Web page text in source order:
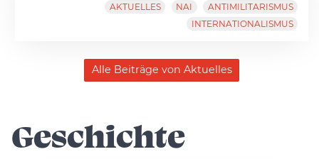
AKTUELLES NAI
ANTIMILITARISMUS
INTERNATIONALISMUS
Alle Beiträge von Aktuelles
Geschichte